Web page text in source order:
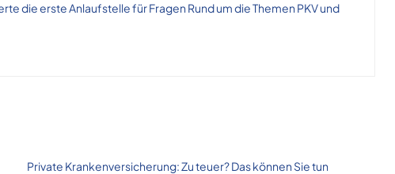
die erste Anlaufstelle für Fragen Rund um die Themen PKV und
Private Krankenversicherung: Zu teuer? Das können Sie tun